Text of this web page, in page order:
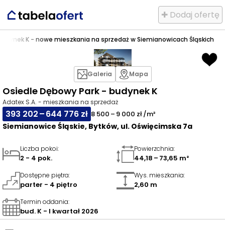
✚ Dodaj ofertę
K - nowe mieszkania na sprzedaż w Siemianowicach Śląskich
Osiedle Dębowy Park - budynek K
Adatex S.A. - mieszkania na sprzedaż
393 202 – 644 776 zł 8 500 – 9 000 zł /m²
Siemianowice Śląskie, Bytków, ul. Oświęcimska 7a
Galeria Mapa
Liczba pokoi:
2 - 4 pok.
Powierzchnia:
44,18 – 73,65 m²
Dostępne piętra:
parter - 4 piętro
Wys. mieszkania:
2,60 m
Termin oddania:
bud. K - I kwartał 2026